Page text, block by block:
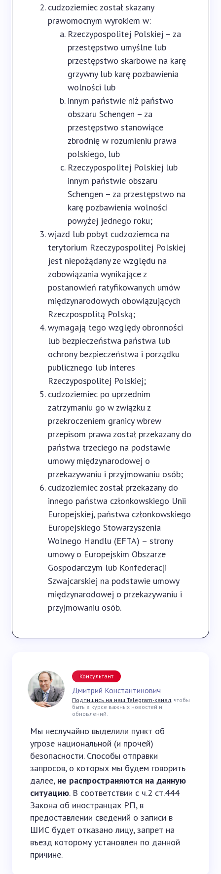
cudzoziemiec został skazany
prawomocnym wyrokiem w:
Rzeczypospolitej Polskiej – za
przestępstwo umyślne lub
przestępstwo skarbowe na karę
grzywny lub karę pozbawienia
wolności lub
innym państwie niż państwo
obszaru Schengen – za
przestępstwo stanowiące
zbrodnię w rozumieniu prawa
polskiego, lub
Rzeczypospolitej Polskiej lub
innym państwie obszaru
Schengen – za przestępstwo na
karę pozbawienia wolności
powyżej jednego roku;
wjazd lub pobyt cudzoziemca na
terytorium Rzeczypospolitej Polskiej
jest niepożądany ze względu na
zobowiązania wynikające z
postanowień ratyfikowanych umów
międzynarodowych obowiązujących
Rzeczpospolitą Polską;
wymagają tego względy obronności
lub bezpieczeństwa państwa lub
ochrony bezpieczeństwa i porządku
publicznego lub interes
Rzeczypospolitej Polskiej;
cudzoziemiec po uprzednim
zatrzymaniu go w związku z
przekroczeniem granicy wbrew
przepisom prawa został przekazany do
państwa trzeciego na podstawie
umowy międzynarodowej o
przekazywaniu i przyjmowaniu osób;
cudzoziemiec został przekazany do
innego państwa członkowskiego Unii
Europejskiej, państwa członkowskiego
Europejskiego Stowarzyszenia
Wolnego Handlu (EFTA) – strony
umowy o Europejskim Obszarze
Gospodarczym lub Konfederacji
Szwajcarskiej na podstawie umowy
międzynarodowej o przekazywaniu i
przyjmowaniu osób.
Консультант
Дмитрий Константинович
Подпишись на наш Telegram-канал, чтобы
быть в курсе важных новостей и
обновлений.
Мы неслучайно выделили пункт об
угрозе национальной (и прочей)
безопасности. Способы отправки
запросов, о которых мы будем говорить
далее, не распространяются на данную
ситуацию. В соответствии с ч.2 ст.444
Закона об иностранцах РП, в
предоставлении сведений о записи в
ШИС будет отказано лицу, запрет на
въезд которому установлен по данной
причине.